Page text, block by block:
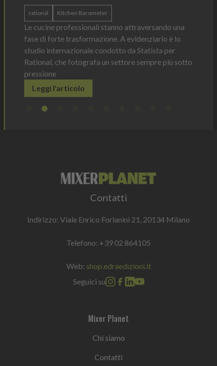
rational Kitchen Barometer
Le cucine professionali stanno attraversando una
fase di forte trasformazione. A evidenziarlo è lo
studio internazionale condotto da Statista per
Rational, che fotografa un settore sempre più sotto
pressione
Leggi l'articolo
Contatti
Indirizzo: Viale Enrico Forlanini 21, 20134 Milano
Telefono: +39 02 864105
Web: shop.edraedizioni.it
Seguici su
Mixer Planet
Chi siamo
Contatti